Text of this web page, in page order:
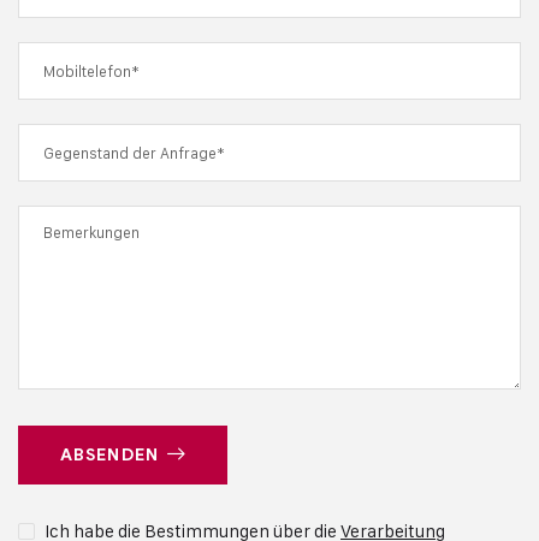
ABSENDEN
Ich habe die Bestimmungen über die Verarbeitung